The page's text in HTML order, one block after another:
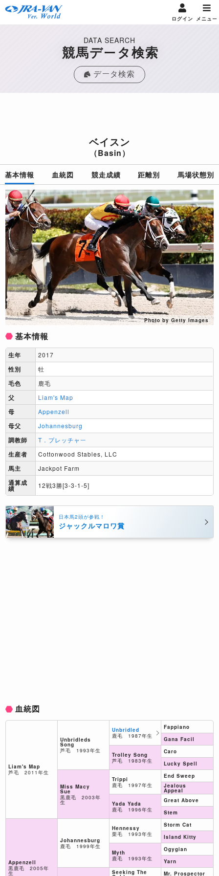
ログイン メニュー
DATA SEARCH
競馬データ検索
データ検索
ベイスン
（Basin）
基本情報 血統図 競走成績 距離別 馬場状態別
Photo by Getty Images
基本情報
生年 2017
性別 牡
毛色 鹿毛
父 Liam's Map
母 Appenzell
母父 Johannesburg
調教師 T．プレッチャー
生産者 Cottonwood Stables, LLC
馬主 Jackpot Farm
通算成
績 12戦3勝[3-3-1-5]
日本馬2頭が参戦！
ジャックルマロワ賞
血統図
Liam's Map
芦毛 2011年生
Appenzell
黒鹿毛 2005年
生
Unbridleds
Song
芦毛 1993年生
Miss Macy
Sue
黒鹿毛 2003年
生
Johannesburg
鹿毛 1999年生
Unbridled
鹿毛 1987年生
Trolley Song
芦毛 1983年生
Trippi
鹿毛 1997年生
Yada Yada
鹿毛 1996年生
Hennessy
栗毛 1993年生
Myth
鹿毛 1993年生
Seeking The
Fappiano
Gana Facil
Caro
Lucky Spell
End Sweep
Jealous
Appeal
Great Above
Stem
Storm Cat
Island Kitty
Ogygian
Yarn
Mr. Prospector